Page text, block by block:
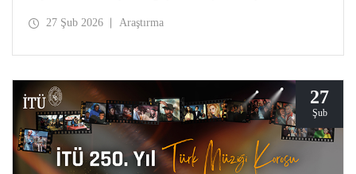
iş birliğiyle ilk kez ayrıntılı biçimde ele alındı. Science
27 Şub 2026 Araştırma
27
Şub